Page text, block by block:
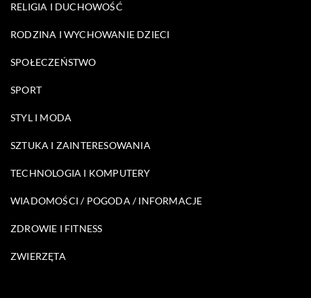
RELIGIA I DUCHOWOŚĆ
RODZINA I WYCHOWANIE DZIECI
SPOŁECZEŃSTWO
SPORT
STYL I MODA
SZTUKA I ZAINTERESOWANIA
TECHNOLOGIA I KOMPUTERY
WIADOMOŚCI / POGODA / INFORMACJE
ZDROWIE I FITNESS
ZWIERZĘTA